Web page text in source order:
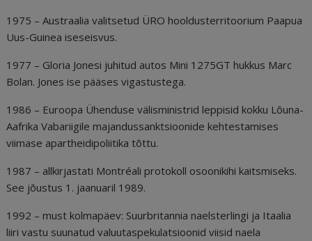
1975 – Austraalia valitsetud ÜRO hooldusterritoorium Paapua
Uus-Guinea iseseisvus.
1977 – Gloria Jonesi juhitud autos Mini 1275GT hukkus Marc
Bolan. Jones ise pääses vigastustega.
1986 – Euroopa Ühenduse välisministrid leppisid kokku Lõuna-
Aafrika Vabariigile majandussanktsioonide kehtestamises
viimase apartheidipoliitika tõttu.
1987 – allkirjastati Montréali protokoll osoonikihi kaitsmiseks.
See jõustus 1. jaanuaril 1989.
1992 – must kolmapäev: Suurbritannia naelsterlingi ja Itaalia
liiri vastu suunatud valuutaspekulatsioonid viisid naela